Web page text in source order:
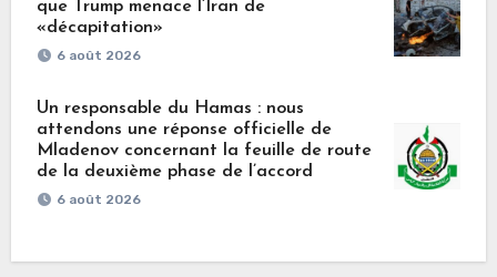
que Trump menace l’Iran de
«décapitation»
6 août 2026
Un responsable du Hamas : nous
attendons une réponse officielle de
Mladenov concernant la feuille de route
de la deuxième phase de l’accord
6 août 2026